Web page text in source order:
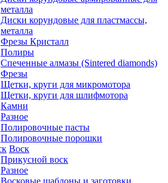
металла
Диски корундовые для пластмассы,
металла
Фрезы Кристалл
Полиры
Спеченные алмазы (Sintered diamonds)
Фрезы
Щетки, круги для микромотора
Щетки, круги для шлифмотора
Камни
Разное
Полировочные пасты
Полировочные порошки
Воск
Прикусной воск
Разное
Восковые шаблоны и заготовки